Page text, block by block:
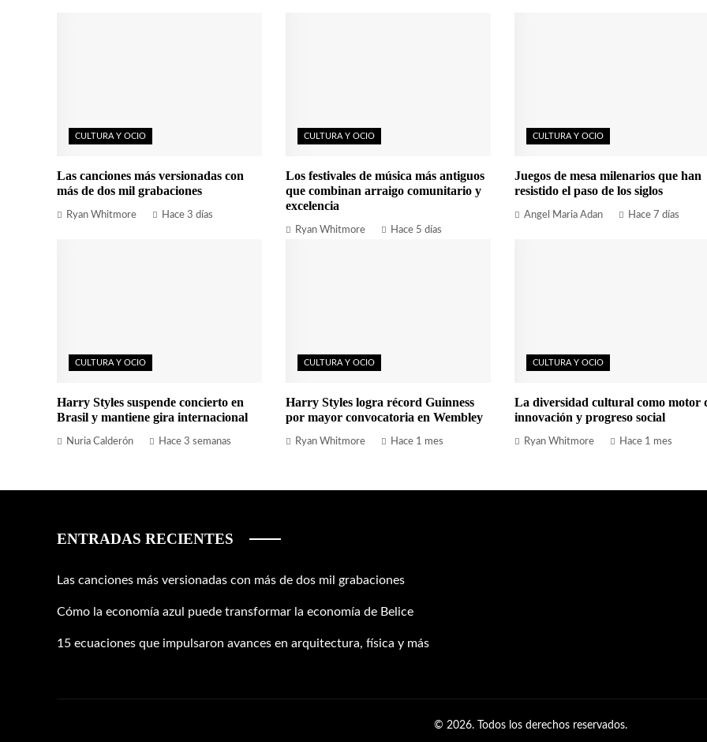
CULTURA Y OCIO
Las canciones más versionadas con
más de dos mil grabaciones
Ryan Whitmore Hace 3 días
CULTURA Y OCIO
Los festivales de música más antiguos
que combinan arraigo comunitario y
excelencia
Ryan Whitmore Hace 5 días
CULTURA Y OCIO
Juegos de mesa milenarios que han
resistido el paso de los siglos
Angel Maria Adan Hace 7 días
CULTURA Y OCIO
Harry Styles suspende concierto en
Brasil y mantiene gira internacional
Nuria Calderón Hace 3 semanas
CULTURA Y OCIO
Harry Styles logra récord Guinness
por mayor convocatoria en Wembley
Ryan Whitmore Hace 1 mes
CULTURA Y OCIO
La diversidad cultural como motor
innovación y progreso social
Ryan Whitmore Hace 1 mes
ENTRADAS RECIENTES
Las canciones más versionadas con más de dos mil grabaciones
Cómo la economía azul puede transformar la economía de Belice
15 ecuaciones que impulsaron avances en arquitectura, física y más
© 2026. Todos los derechos reservados.